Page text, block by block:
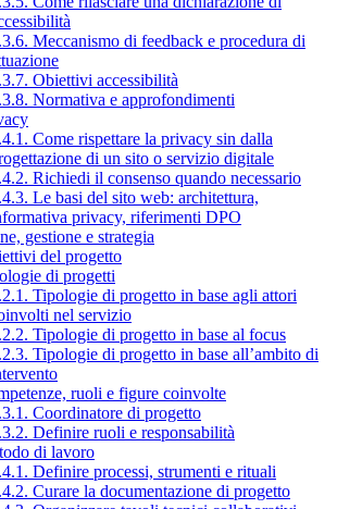
Meccanismo di feedback e procedura di
Obiettivi accessibilità
Normativa e approfondimenti
Come rispettare la privacy sin dalla
di un sito o servizio digitale
Richiedi il consenso quando necessario
Le basi del sito web: architettura,
privacy, riferimenti DPO
gestione e strategia
del progetto
di progetti
Tipologie di progetto in base agli attori
nel servizio
Tipologie di progetto in base al focus
Tipologie di progetto in base all’ambito di
ruoli e figure coinvolte
Coordinatore di progetto
Definire ruoli e responsabilità
di lavoro
Definire processi, strumenti e rituali
Curare la documentazione di progetto